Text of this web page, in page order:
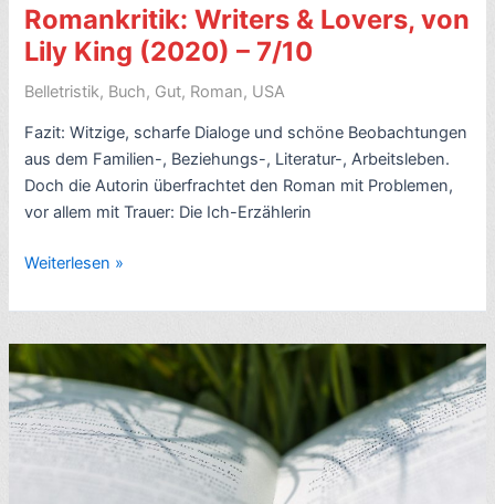
Here)
–
8/10
Romankritik: Writers & Lovers, von
Lily King (2020) – 7/10
Belletristik, Buch, Gut, Roman, USA
Fazit: Witzige, scharfe Dialoge und schöne Beobachtungen
aus dem Familien-, Beziehungs-, Literatur-, Arbeitsleben.
Doch die Autorin überfrachtet den Roman mit Problemen,
vor allem mit Trauer: Die Ich-Erzählerin
Romankritik:
&
Lovers,
von
Lily
King
(2020)
Weiterlesen »